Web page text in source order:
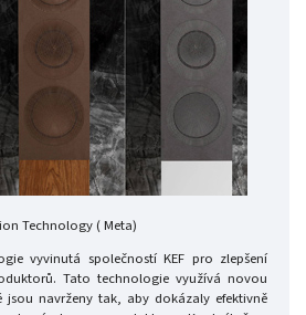
Technology ( Meta)
vyvinutá společností KEF pro zlepšení
Tato technologie využívá novou
jsou navrženy tak, aby dokázaly efektivně